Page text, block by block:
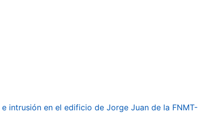
intrusión en el edificio de Jorge Juan de la FNMT-